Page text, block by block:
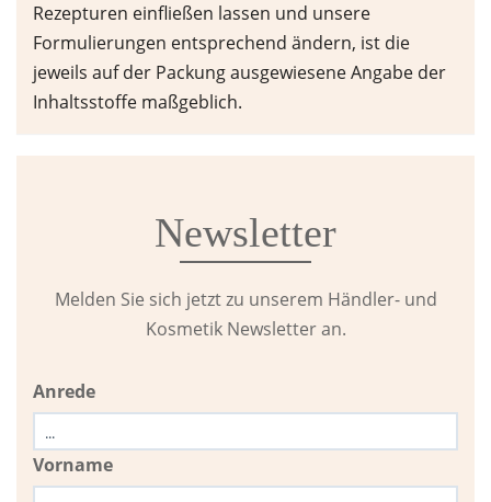
Rezepturen einfließen lassen und unsere
Formulierungen entsprechend ändern, ist die
jeweils auf der Packung ausgewiesene Angabe der
Inhaltsstoffe maßgeblich.
Newsletter
Melden Sie sich jetzt zu unserem Händler- und
Kosmetik Newsletter an.
Anrede
Vorname